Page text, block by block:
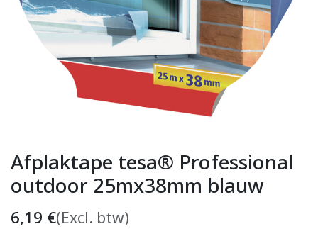
Afplaktape tesa® Professional
outdoor 25mx38mm blauw
6,19 €(Excl. btw)